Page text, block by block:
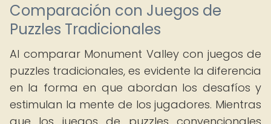
Comparación con Juegos de
Puzzles Tradicionales
Al comparar Monument Valley con juegos de
puzzles tradicionales, es evidente la diferencia
en la forma en que abordan los desafíos y
estimulan la mente de los jugadores. Mientras